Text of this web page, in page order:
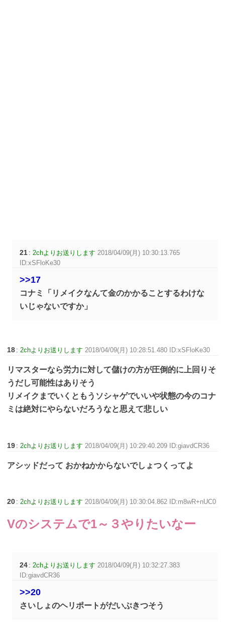
21 :2chよりお送りします 2018/04/09(月) 10:30:13.765
ID:xSFloKe30
>>17
コナミ「リメイクなんて金のかかることするわけな
いじゃないですか」
18 :2chよりお送りします 2018/04/09(月) 10:28:51.480 ID:xSFloKe30
リマスターなら労力に対して儲けの方が圧倒的に上回りそ
うだし可能性はありそう
リメイクまでいくともうソシャゲでいいや状態の今のコナ
ミは絶対にやらないだろうなと思えて悲しい
19 : 2chよりお送りします 2018/04/09(月) 10:29:40.209 ID:giavdCR36
アシッドだって おかねかからないでしょつくってよ
20 : 2chよりお送りします 2018/04/09(月) 10:30:04.862 ID:m8wR+nUC0
Vのシステムで1～３やりたいなー
24 : 2chよりお送りします 2018/04/09(月) 10:32:27.383
ID:giavdCR36
>>20
さいしょのヘリポートがだいぶきつそう